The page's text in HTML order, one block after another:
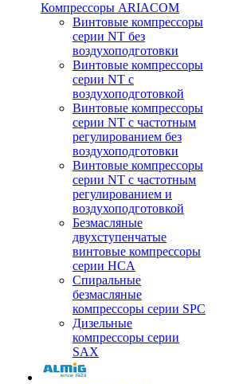
Компрессоры ARIACOM
Винтовые компрессоры
серии NT без
воздухоподготовки
Винтовые компрессоры
серии NT c
воздухоподготовкой
Винтовые компрессоры
серии NT с частотным
регулированием без
воздухоподготовки
Винтовые компрессоры
серии NT с частотным
регулированием и
воздухоподготовкой
Безмасляные
двухступенчатые
винтовые компрессоры
серии HCA
Спиральные
безмасляные
компрессоры серии SPC
Дизельные
компрессоры серии
SAX